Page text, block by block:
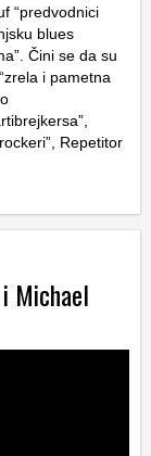
“predvodnici
blues
Čini se da su
i pametna
Repetitor
Michael